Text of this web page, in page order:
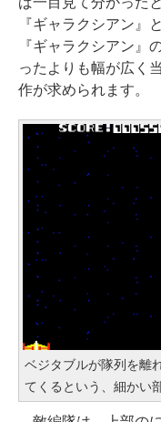
『ギャラクシアン』
『ギャラクシアン』
ったよりも幅が広く
作が求められます。
ベジタブルが隊列を離
てくるという、細かい